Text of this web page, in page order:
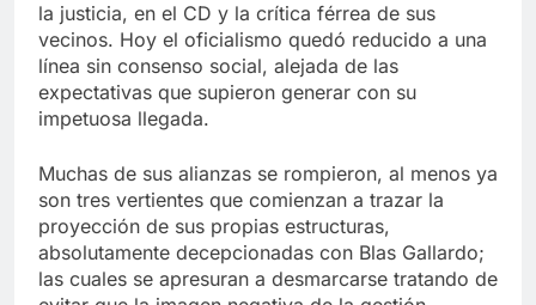
la justicia, en el CD y la crítica férrea de sus
vecinos. Hoy el oficialismo quedó reducido a una
línea sin consenso social, alejada de las
expectativas que supieron generar con su
impetuosa llegada.
Muchas de sus alianzas se rompieron, al menos ya
son tres vertientes que comienzan a trazar la
proyección de sus propias estructuras,
absolutamente decepcionadas con Blas Gallardo;
las cuales se apresuran a desmarcarse tratando de